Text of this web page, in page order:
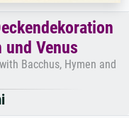
und Venus
Bacchus, Hymen and